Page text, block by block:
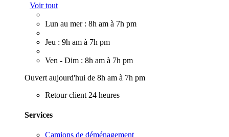
Voir tout
Lun au mer : 8h am à 7h pm
Jeu : 9h am à 7h pm
Ven - Dim : 8h am à 7h pm
Ouvert aujourd'hui de 8h am à 7h pm
Retour client 24 heures
Services
Camions de déménagement